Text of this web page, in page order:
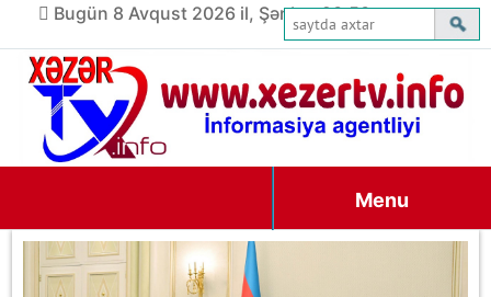
Bugün 8 Avqust 2026 il, Şənbə, 23:53
Menu